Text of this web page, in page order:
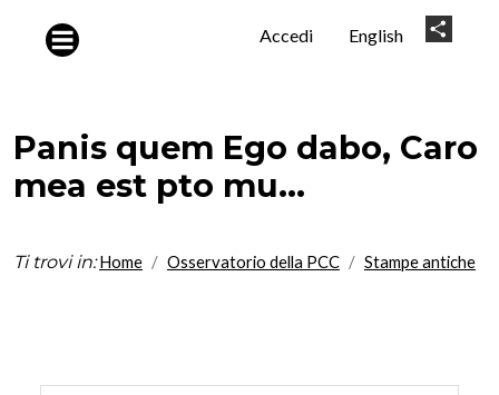
User
Accedi English
Panis quem Ego dabo, Caro
mea est pto mu...
Ti trovi in: Home Osservatorio della PCC Stampe antiche